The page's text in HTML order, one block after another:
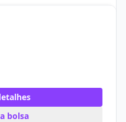
bolsa